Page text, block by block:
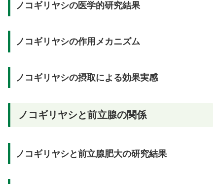
ノコギリヤシの医学的研究結果
ノコギリヤシの作用メカニズム
ノコギリヤシの摂取による効果実感
ノコギリヤシと前立腺の関係
ノコギリヤシと前立腺肥大の研究結果